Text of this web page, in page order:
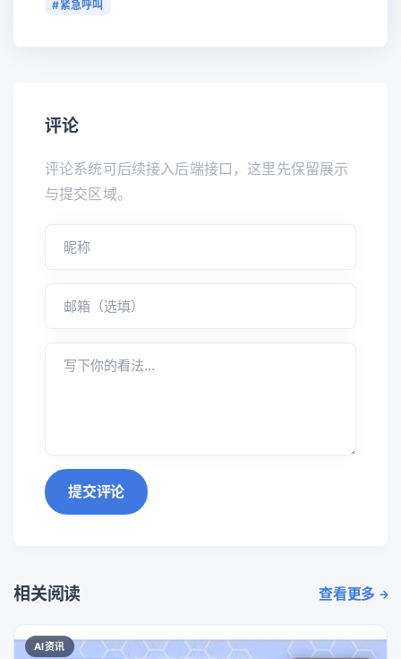
#紧急呼叫
评论
评论系统可后续接入后端接口，这里先保留展示
与提交区域。
提交评论
相关阅读 查看更多
AI资讯